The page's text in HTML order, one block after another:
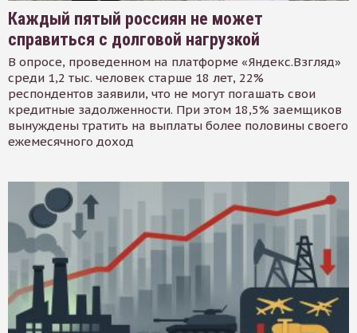
Каждый пятый россиян не может
справиться с долговой нагрузкой
В опросе, проведенном на платформе «Яндекс.Взгляд»
среди 1,2 тыс. человек старше 18 лет, 22%
респондентов заявили, что не могут погашать свои
кредитные задолженности. При этом 18,5% заемщиков
вынуждены тратить на выплаты более половины своего
ежемесячного доход